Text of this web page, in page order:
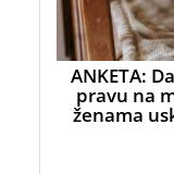
ANKETA:
pravu na
ženama